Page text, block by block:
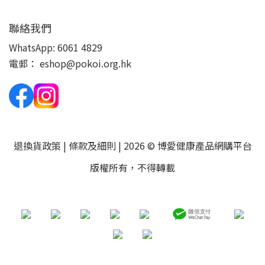
聯絡我們
WhatsApp: 6061 4829
電郵： eshop@pokoi.org.hk
退換貨政策 | 條款及細則 | 2026 © 博愛健康產品網購平台
版權所有，不得轉載